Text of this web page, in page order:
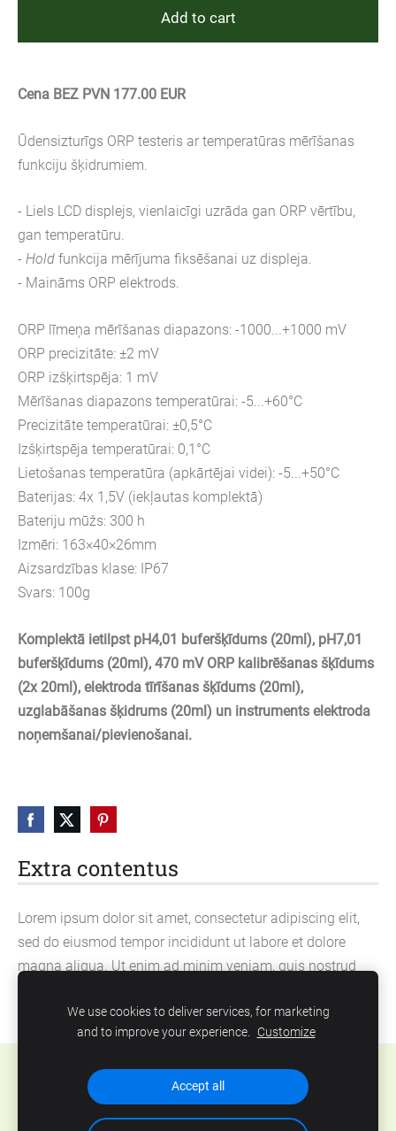
Extra contentus
Lorem ipsum dolor sit amet, consectetur adipiscing elit,
sed do eiusmod tempor incididunt ut labore et dolore
magna aliqua. Ut enim ad minim veniam, quis nostrud
commodo consequat.
Add to cart
Cena BEZ PVN 177.00 EUR
Ūdensizturīgs ORP testeris ar temperatūras mērīšanas
funkciju šķidrumiem.
- Liels LCD displejs, vienlaicīgi uzrāda gan ORP vērtību,
gan temperatūru.
- Hold funkcija mērījuma fiksēšanai uz displeja.
- Maināms ORP elektrods.
ORP līmeņa mērīšanas diapazons: -1000...+1000 mV
ORP precizitāte: ±2 mV
ORP izšķirtspēja: 1 mV
Mērīšanas diapazons temperatūrai: -5...+60°C
Precizitāte temperatūrai: ±0,5°C
Izšķirtspēja temperatūrai: 0,1°C
Lietošanas temperatūra (apkārtējai videi): -5...+50°C
Baterijas: 4x 1,5V (iekļautas komplektā)
Bateriju mūžs: 300 h
Izmēri: 163×40×26mm
Aizsardzības klase: IP67
Svars: 100g
Komplektā ietilpst pH4,01 buferšķīdums (20ml), pH7,01
buferšķīdums (20ml), 470 mV ORP kalibrēšanas šķīdums
(2x 20ml), elektroda tīrīšanas šķīdums (20ml),
uzglabāšanas šķidrums (20ml) un instruments elektroda
noņemšanai/pievienošanai.
Cookies
We use cookies to deliver services, for marketing
and to improve your experience. Customize
Accept all